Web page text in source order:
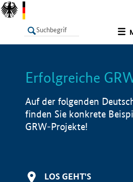
LISTE
Erfolgreiche
Auf der folgenden
finden Sie konkrete
GRW-Projekte!
LOS GEHT'S